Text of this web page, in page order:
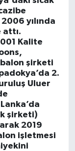
yılında
attı.
Kalite
balon şirketi
2.
Uluer
şirketi)
2019
işletmesi